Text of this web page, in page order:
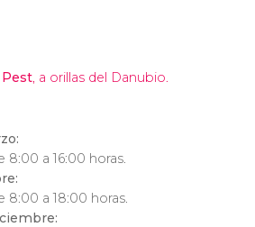
, a orillas del Danubio.
8:00 a 16:00 horas.
8:00 a 18:00 horas.